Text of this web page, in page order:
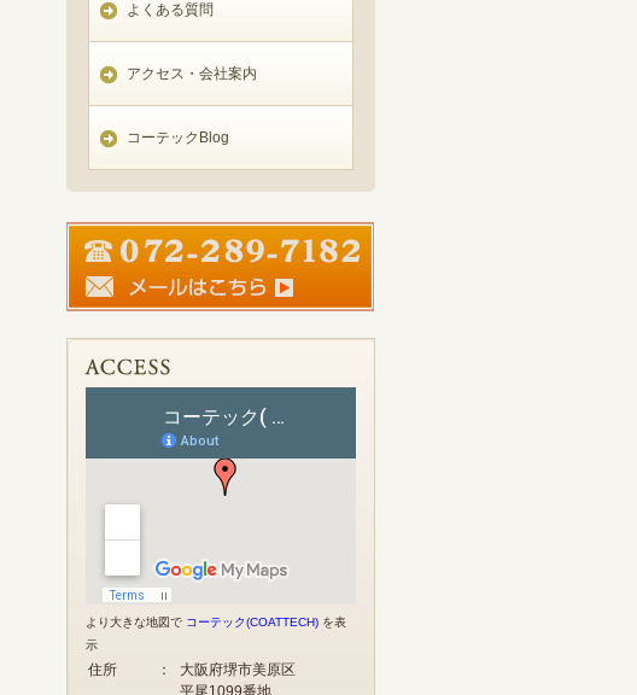
よくある質問
アクセス・会社案内
コーテックBlog
より大きな地図で コーテック(COATTECH) を表
示
住所 ：
大阪府堺市美原区
平尾1099番地